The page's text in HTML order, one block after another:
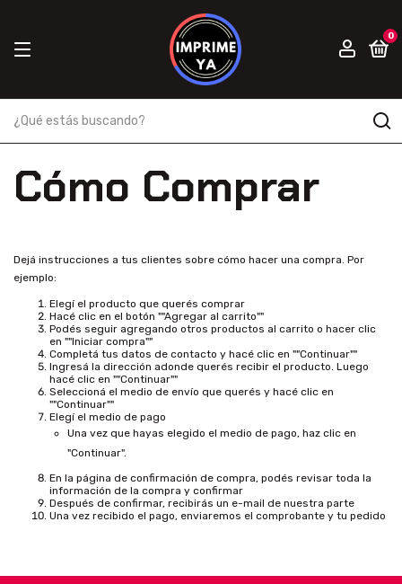
0
Cómo Comprar
Dejá instrucciones a tus clientes sobre cómo hacer una compra. Por
ejemplo:
Elegí el producto que querés comprar
Hacé clic en el botón ""Agregar al carrito""
Podés seguir agregando otros productos al carrito o hacer clic
en ""Iniciar compra""
Completá tus datos de contacto y hacé clic en ""Continuar""
Ingresá la dirección adonde querés recibir el producto. Luego
hacé clic en ""Continuar""
Seleccioná el medio de envío que querés y hacé clic en
""Continuar""
Elegí el medio de pago
Una vez que hayas elegido el medio de pago, haz clic en
"Continuar".
En la página de confirmación de compra, podés revisar toda la
información de la compra y confirmar
Después de confirmar, recibirás un e-mail de nuestra parte
Una vez recibido el pago, enviaremos el comprobante y tu pedido